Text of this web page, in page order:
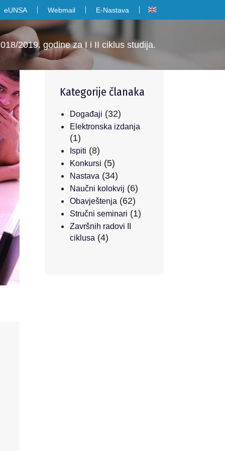
eUNSA Webmail E-Nastava
2019. godine za I i II ciklus studija.
Kategorije članaka
Događaji (32)
Elektronska izdanja
(1)
Ispiti (8)
Konkursi (5)
Nastava(34)
Naučni kolokvij (6)
Obavještenja(62)
Stručni seminari (1)
Završnih radovi II
ciklusa(4)